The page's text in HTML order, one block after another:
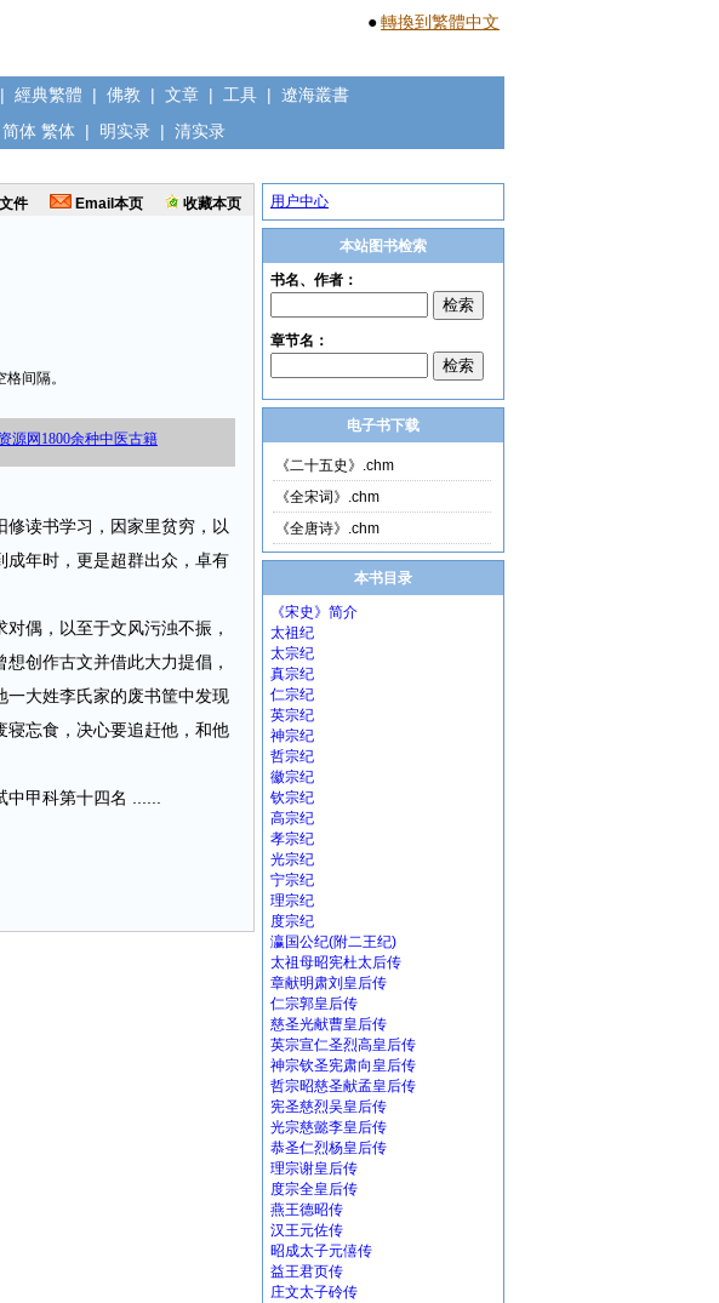
●轉換到繁體中文
| 經典繁體 | 佛教 | 文章 | 工具 | 遼海叢書
简体 繁体 | 明实录 | 清实录
件 Email本页 收藏本页
读书学习，因家里贫穷，以
成年时，更是超群出众，卓有
偶，以至于文风污浊不振，
创作古文并借此大力提倡，
一大姓李氏家的废书筐中发现
寝忘食，决心要追赶他，和他
甲科第十四名 ......
用户中心
本站图书检索
电子书下载
《二十五史》.chm
《全宋词》.chm
《全唐诗》.chm
本书目录
《宋史》简介
太祖纪
太宗纪
真宗纪
仁宗纪
英宗纪
神宗纪
哲宗纪
徽宗纪
钦宗纪
高宗纪
孝宗纪
光宗纪
宁宗纪
理宗纪
度宗纪
瀛国公纪(附二王纪)
太祖母昭宪杜太后传
章献明肃刘皇后传
仁宗郭皇后传
慈圣光献曹皇后传
英宗宣仁圣烈高皇后传
神宗钦圣宪肃向皇后传
哲宗昭慈圣献孟皇后传
宪圣慈烈吴皇后传
光宗慈懿李皇后传
恭圣仁烈杨皇后传
理宗谢皇后传
度宗全皇后传
燕王德昭传
汉王元佐传
昭成太子元僖传
益王君页传
庄文太子砱传